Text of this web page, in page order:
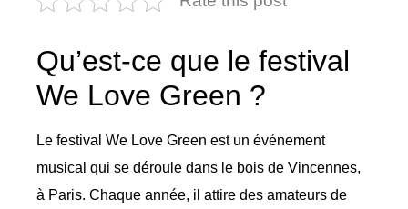
Qu’est-ce que le festival
We Love Green ?
Le festival We Love Green est un événement
musical qui se déroule dans le bois de Vincennes,
à Paris. Chaque année, il attire des amateurs de